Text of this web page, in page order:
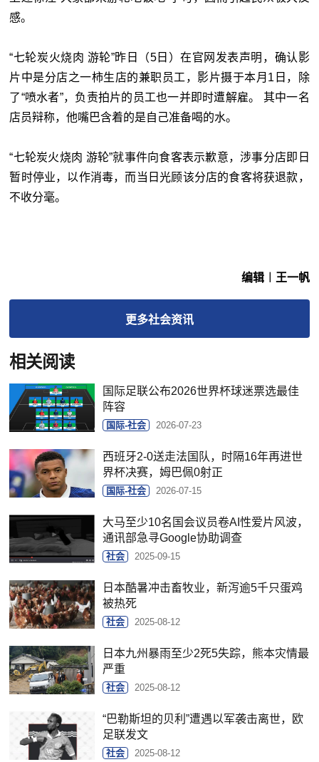
感。
“七轮炭火烧肉 游轮”昨日（5日）在官网发表声明，确认影
片中是分店之一柿生店的兼职员工，影片摄于本月1日，除
了“喷水者”，负责拍片的员工也一并即时遭解雇。 其中一名
店员辩称，他嘴巴含着的是自己准备喝的水。
“七轮炭火烧肉 游轮”就事件向食客表示歉意，涉事分店即日
暂时停业，以作消毒，而当日光顾该分店的食客将获退款，
不收分毫。
编辑︱王一帆
更多社会资讯
相关阅读
国际足联公布2026世界杯球迷票选最佳
阵容
国际-社会 2026-07-23
西班牙2-0送走法国队，时隔16年再进世
界杯决赛，姆巴佩0射正
国际-社会 2026-07-15
大马至少10名国会议员卷AI性爱片风波，
通讯部急寻Google协助调查
社会 2025-09-15
日本酷暑冲击畜牧业，新泻逾5千只蛋鸡
被热死
社会 2025-08-12
日本九州暴雨至少2死5失踪，熊本灾情最
严重
社会 2025-08-12
“巴勒斯坦的贝利”遭遇以军袭击离世，欧
足联发文
社会 2025-08-12